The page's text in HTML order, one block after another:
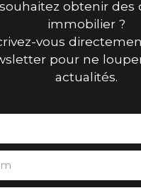
obtenir des
immobilier ?
vous
pour ne
actualités.